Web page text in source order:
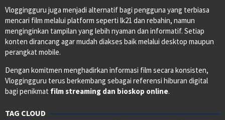
Vloggingguru juga menjadi alternatif bagi pengguna yang terbiasa
mencari film melalui platform seperti lk21 dan rebahin, namun
menginginkan tampilan yang lebih nyaman dan informatif. Setiap
konten dirancang agar mudah diakses baik melalui desktop maupun
perangkat mobile.
Dengan komitmen menghadirkan informasi film secara konsisten,
Vloggingguru terus berkembang sebagai referensi hiburan digital
bagi penikmat film streaming dan bioskop online.
TAG CLOUD